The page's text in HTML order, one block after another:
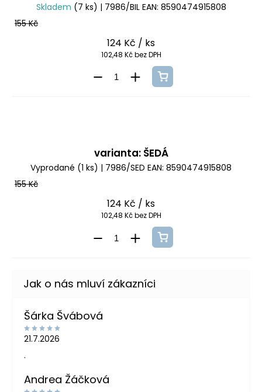
Skladem (7 ks) | 7986/BIL EAN: 8590474915808
155 Kč
124 Kč / ks
102,48 Kč bez DPH
varianta: ŠEDÁ
Vyprodané (1 ks) | 7986/SED EAN: 8590474915808
155 Kč
124 Kč / ks
102,48 Kč bez DPH
Šárka Švábová
21.7.2026
.
Andrea Žáčková